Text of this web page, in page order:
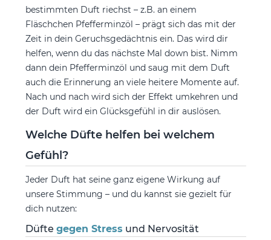
bestimmten Duft riechst – z.B. an einem
Fläschchen Pfefferminzöl – prägt sich das mit der
Zeit in dein Geruchsgedächtnis ein. Das wird dir
helfen, wenn du das nächste Mal down bist. Nimm
dann dein Pfefferminzöl und saug mit dem Duft
auch die Erinnerung an viele heitere Momente auf.
Nach und nach wird sich der Effekt umkehren und
der Duft wird ein Glücksgefühl in dir auslösen.
Welche Düfte helfen bei welchem
Gefühl?
Jeder Duft hat seine ganz eigene Wirkung auf
unsere Stimmung – und du kannst sie gezielt für
dich nutzen:
Düfte gegen Stress und Nervosität